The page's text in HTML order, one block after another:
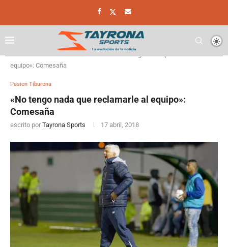
equipo»: Comesaña
Pasion Tiburona
«No tengo nada que reclamarle al equipo»:
Comesaña
escrito por Tayrona Sports 17 abril, 2018